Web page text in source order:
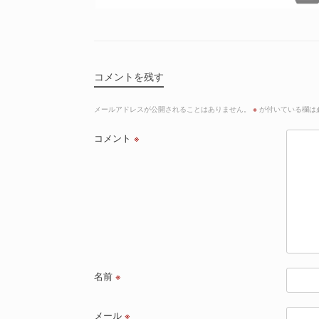
コメントを残す
メールアドレスが公開されることはありません。 ※ が付いている欄は
コメント ※
名前 ※
メール ※